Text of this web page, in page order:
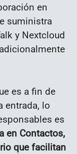
en
suministra
y Nextcloud
es a fin de
entrada, lo
es
en Contactos,
que facilitan